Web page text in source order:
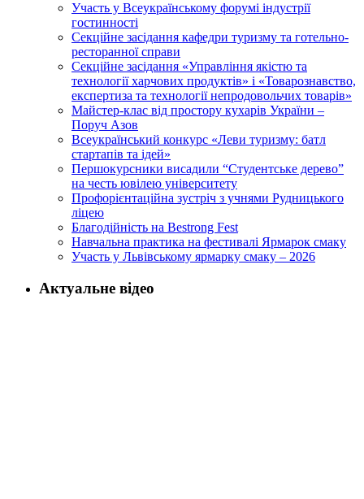
Участь у Всеукраїнському форумі індустрії
гостинності
Секційне засідання кафедри туризму та готельно-
ресторанної справи
Секційне засідання «Управління якістю та
технології харчових продуктів» і «Товарознавство,
експертиза та технології непродовольчих товарів»
Майстер-клас від простору кухарів України –
Поруч Азов
Всеукраїнський конкурс «Леви туризму: батл
стартапів та ідей»
Першокурсники висадили “Студентське дерево”
на честь ювілею університету
Профорієнтаційна зустріч з учнями Рудницького
ліцею
Благодійність на Bestrong Fest
Навчальна практика на фестивалі Ярмарок смаку
Участь у Львівському ярмарку смаку – 2026
Актуальне відео